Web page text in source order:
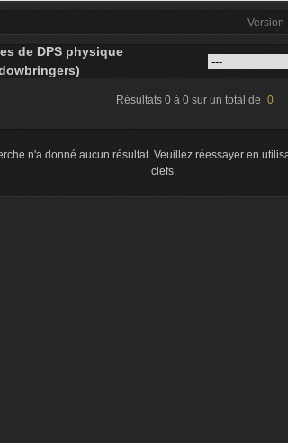
Version
de DPS physique
Résultats 0 à 0 sur un total de 0
n'a donné aucun résultat. Veuillez réessayer en
clefs.